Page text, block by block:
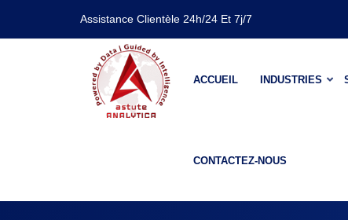
Assistance Clientèle 24h/24 Et 7j/7
ACCUEIL INDUSTRIES
CONTACTEZ-NOUS